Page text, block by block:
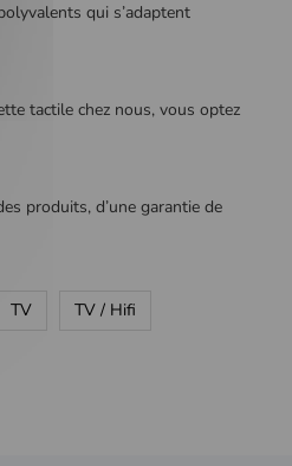
qui s’adaptent
tactile chez nous, vous optez
produits, d’une garantie de
TV TV / Hifi